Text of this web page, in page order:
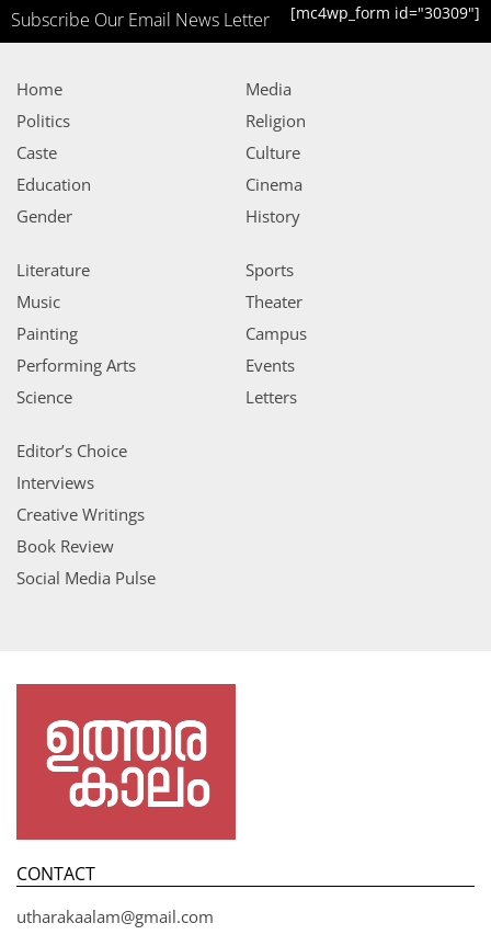
Subscribe Our Email News Letter [mc4wp_form id="30309"]
Home
Politics
Caste
Education
Gender
Media
Religion
Culture
Cinema
History
Literature
Music
Painting
Performing Arts
Science
Sports
Theater
Campus
Events
Letters
Editor’s Choice
Interviews
Creative Writings
Book Review
Social Media Pulse
CONTACT
utharakaalam@gmail.com